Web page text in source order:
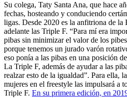
Su colega, Taty Santa Ana, que hace
fechas, hosteando y conduciendo
ligas. Desde 2020 es la anfitriona de
adelante las Triple F. “Para mí era
pibas sin minimizar el valor de los
porque tenemos un jurado varón
eso ponía a las pibas en una posición
La Triple F, además de ayudar a las
realzar esto de la igualdad”. Para ella,
mujeres en el freestyle las impulsará a
Triple F. En su primera edición, en